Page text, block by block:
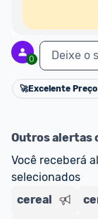
0 Deixe o
🚀Excelente Preço
Outros alertas
Você receberá
selecionados
cereal